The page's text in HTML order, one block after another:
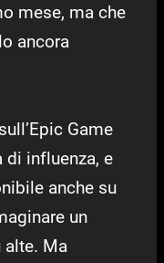
mese, ma che
ancora
Game
di influenza, e
anche su
un
alte. Ma